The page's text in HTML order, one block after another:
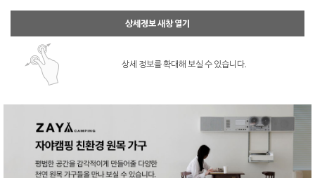
상세정보 새창 열기
상세 정보를 확대해 보실 수 있습니다.